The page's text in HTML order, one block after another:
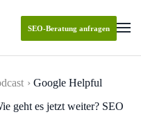
SEO-Beratung anfragen
Google Helpful
geht es jetzt weiter? SEO